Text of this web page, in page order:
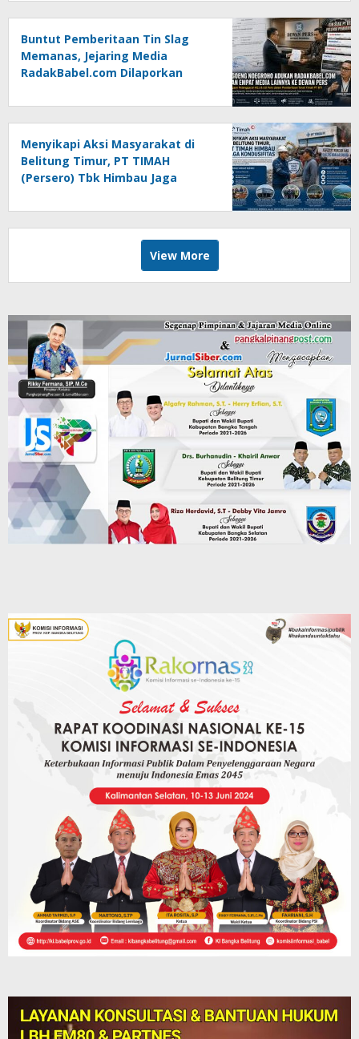
Buntut Pemberitaan Tin Slag
Memanas, Jejaring Media
RadakBabel.com Dilaporkan
Pers
Menyikapi Aksi Masyarakat di
Belitung Timur, PT TIMAH
(Persero) Tbk Himbau Jaga
View More